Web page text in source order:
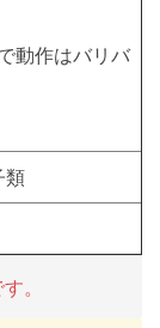
動作はバリバ
。